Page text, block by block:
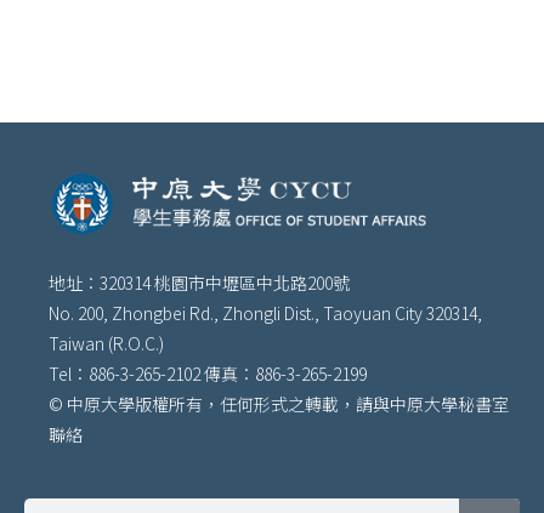
地址：320314 桃園市中壢區中北路200號
No. 200, Zhongbei Rd., Zhongli Dist., Taoyuan City 320314,
Taiwan (R.O.C.)
Tel：886-3-265-2102 傳真：886-3-265-2199
© 中原大學版權所有，任何形式之轉載，請與中原大學秘書室
聯絡